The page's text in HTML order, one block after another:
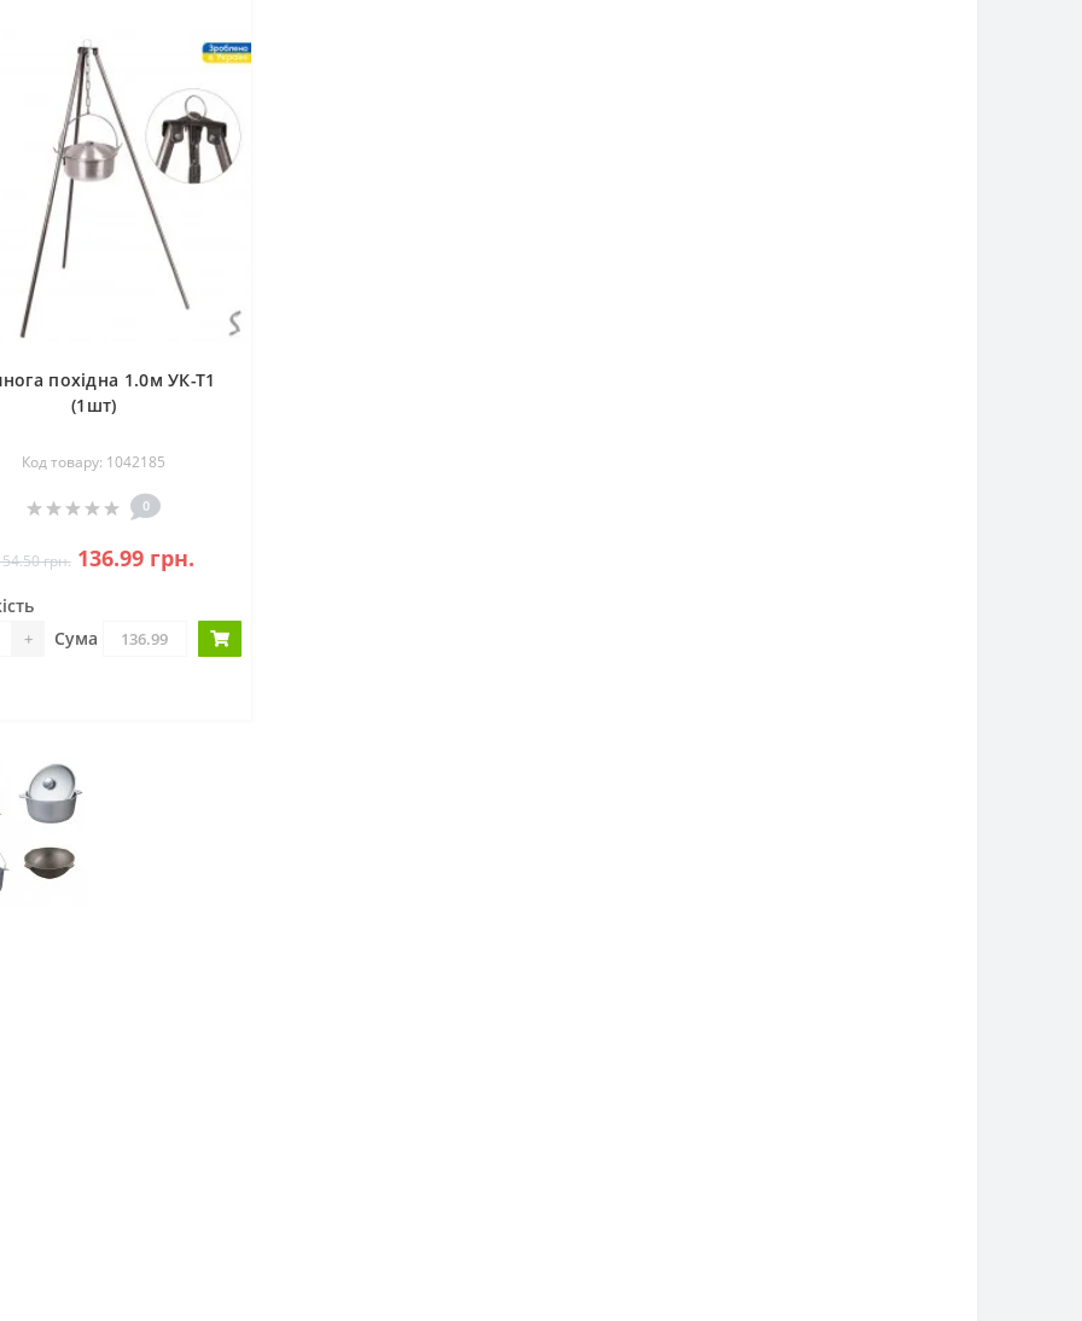
похідна 1.0м УК-Т1
(1шт)
Код товару: 1042185
0
грн. 136.99 грн.
+ Сума